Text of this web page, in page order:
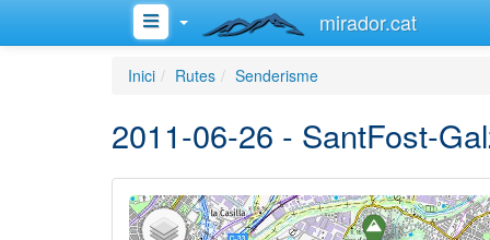
mirador.cat
Inici Rutes Senderisme
2011-06-26 - SantFost-